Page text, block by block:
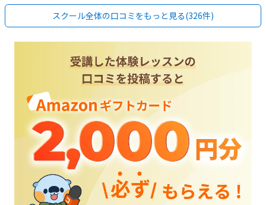
スクール全体の口コミをもっと見る(326件)